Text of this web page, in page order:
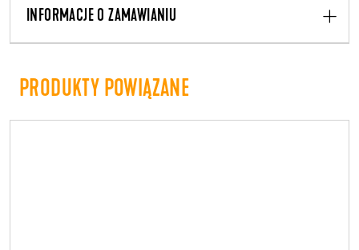
INFORMACJE O ZAMAWIANIU
PRODUKTY POWIĄZANE